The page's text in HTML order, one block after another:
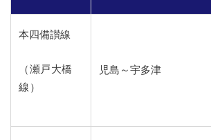
本四備讃線
（瀬戸大橋
線）
児島～宇多津